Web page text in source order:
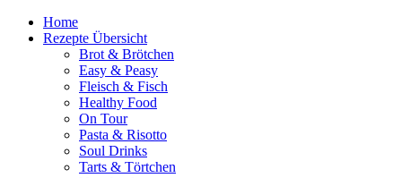
Home
Rezepte Übersicht
Brot & Brötchen
Easy & Peasy
Fleisch & Fisch
Healthy Food
On Tour
Pasta & Risotto
Soul Drinks
Tarts & Törtchen